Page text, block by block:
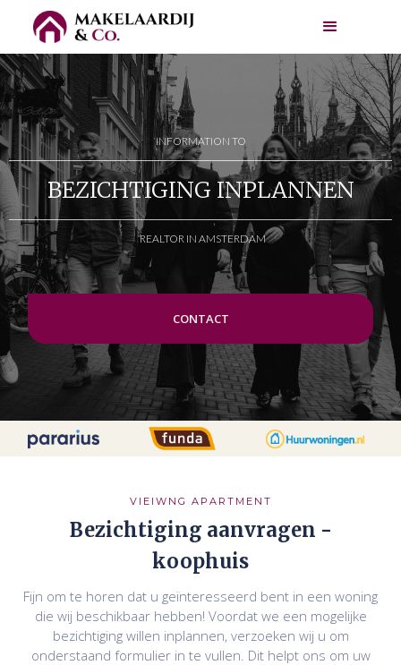
INFORMATION TO
BEZICHTIGING INPLANNEN
REALTOR IN AMSTERDAM
CONTACT
VIEIWNG APARTMENT
Bezichtiging aanvragen -
koophuis
Fijn om te horen dat u geïnteresseerd bent in een woning
die wij beschikbaar hebben! Voordat we een mogelijke
bezichtiging willen inplannen, verzoeken wij u om
onderstaand formulier in te vullen. Dit helpt ons om uw